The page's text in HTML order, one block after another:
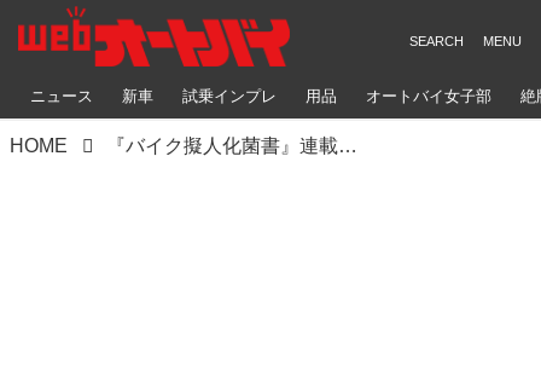
ニュース 新車 試乗インプレ 用品 オートバイ女子部 絶
HOME 『バイク擬人化菌書』連載版「ジャンクカタナは夢を見る」 第11輪 作：鈴木秀吉